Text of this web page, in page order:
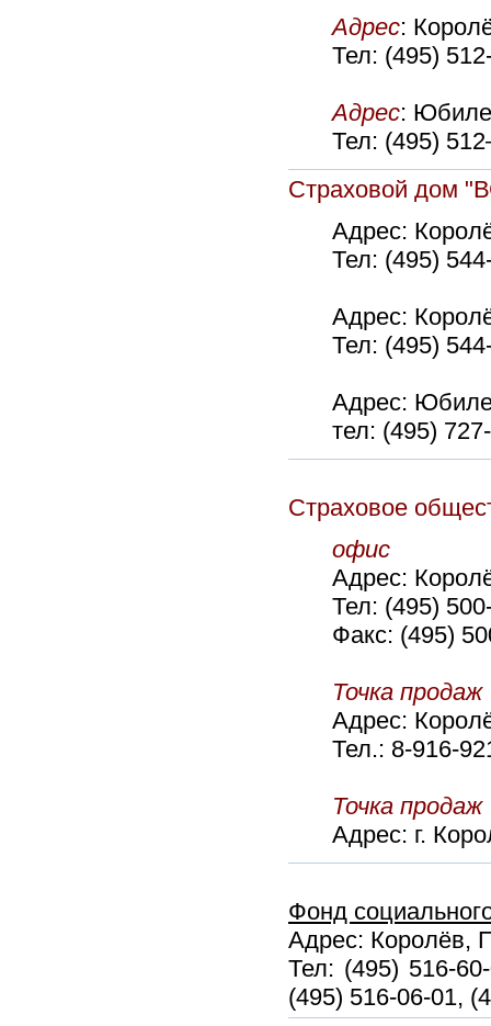
Адрес:
Тел: (495)
Адрес:
Тел: (495) 5
Страховой дом
Адрес:
Тел: (495)
Адрес:
Тел: (495)
Адрес:
тел: (495)
Страховое
офис
Адрес:
Тел: (495)
Факс: (495)
Точка
Адрес:
Тел.: 8-916-
Точка продаж
Адрес: г.
Фонд
Адрес: Королёв,
Тел: (495) 516-
(495) 516-06-01,